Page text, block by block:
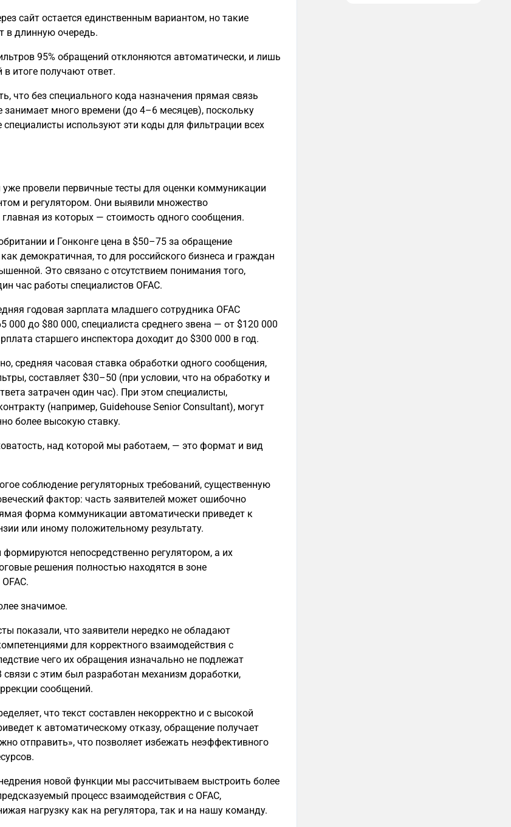
сайт остается единственным вариантом, но такие
в длинную очередь.
95% обращений отклоняются автоматически, и лишь
в итоге получают ответ.
что без специального кода назначения прямая связь
занимает много времени (до 4–6 месяцев), поскольку
используют эти коды для фильтрации всех
провели первичные тесты для оценки коммуникации
и регулятором. Они выявили множество
главная из которых — стоимость одного сообщения.
и Гонконге цена в $50–75 за обращение
демократичная, то для российского бизнеса и граждан
Это связано с отсутствием понимания того,
час работы специалистов OFAC.
годовая зарплата младшего сотрудника OFAC
000 до $80 000, специалиста среднего звена — от $120 000
старшего инспектора доходит до $300 000 в год.
средняя часовая ставка обработки одного сообщения,
составляет $30–50 (при условии, что на обработку и
затрачен один час). При этом специалисты,
(например, Guidehouse Senior Consultant), могут
более высокую ставку.
над которой мы работаем, — это формат и вид
соблюдение регуляторных требований, существенную
фактор: часть заявителей может ошибочно
форма коммуникации автоматически приведет к
или иному положительному результату.
непосредственно регулятором, а их
решения полностью находятся в зоне
значимое.
показали, что заявители нередко не обладают
для корректного взаимодействия с
чего их обращения изначально не подлежат
с этим был разработан механизм доработки,
сообщений.
что текст составлен некорректно и с высокой
к автоматическому отказу, обращение получает
отправить», что позволяет избежать неэффективного
новой функции мы рассчитываем выстроить более
процесс взаимодействия с OFAC,
нагрузку как на регулятора, так и на нашу команду.